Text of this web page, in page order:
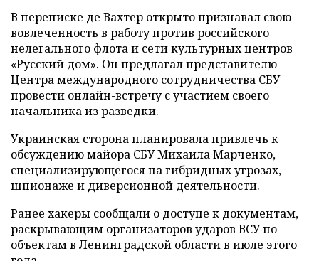
В переписке де Вахтер открыто признавал свою
вовлеченность в работу против российского
нелегального флота и сети культурных центров
«Русский дом». Он предлагал представителю
Центра международного сотрудничества СБУ
провести онлайн-встречу с участием своего
начальника из разведки.
Украинская сторона планировала привлечь к
обсуждению майора СБУ Михаила Марченко,
специализирующегося на гибридных угрозах,
шпионаже и диверсионной деятельности.
Ранее хакеры сообщали о доступе к документам,
раскрывающим организаторов ударов ВСУ по
объектам в Ленинградской области в июле этого